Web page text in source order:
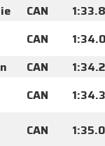
CAN
CAN
CAN
CAN
CAN